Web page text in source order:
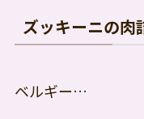
ズッキーニの肉
ベルギー…